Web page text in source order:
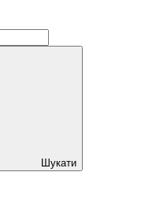
Шукати